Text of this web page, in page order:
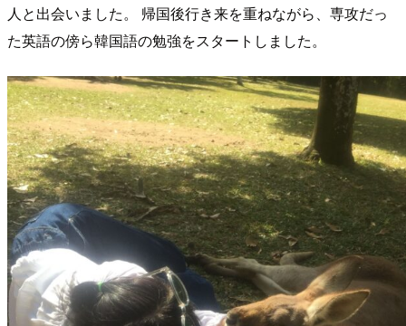
人と出会いました。 帰国後行き来を重ねながら、専攻だっ
た英語の傍ら韓国語の勉強をスタートしました。